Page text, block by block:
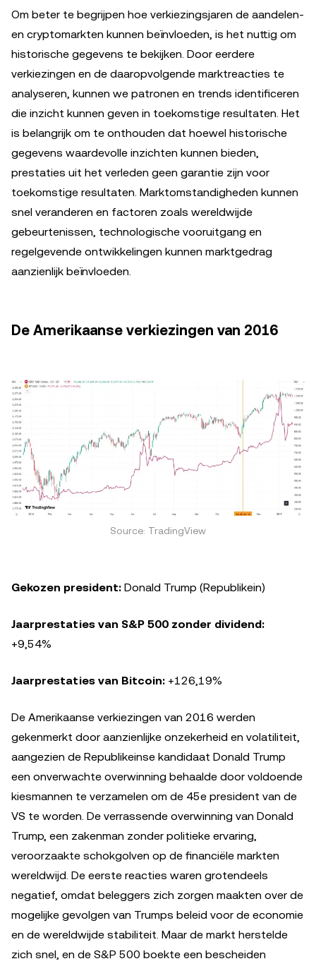
Om beter te begrijpen hoe verkiezingsjaren de aandelen-
en cryptomarkten kunnen beïnvloeden, is het nuttig om
historische gegevens te bekijken. Door eerdere
verkiezingen en de daaropvolgende marktreacties te
analyseren, kunnen we patronen en trends identificeren
die inzicht kunnen geven in toekomstige resultaten. Het
is belangrijk om te onthouden dat hoewel historische
gegevens waardevolle inzichten kunnen bieden,
prestaties uit het verleden geen garantie zijn voor
toekomstige resultaten. Marktomstandigheden kunnen
snel veranderen en factoren zoals wereldwijde
gebeurtenissen, technologische vooruitgang en
regelgevende ontwikkelingen kunnen marktgedrag
aanzienlijk beïnvloeden.
De Amerikaanse verkiezingen van 2016
Source: TradingView
Gekozen president: Donald Trump (Republikein)
Jaarprestaties van S&P 500 zonder dividend:
+9,54%
Jaarprestaties van Bitcoin: +126,19%
De Amerikaanse verkiezingen van 2016 werden
gekenmerkt door aanzienlijke onzekerheid en volatiliteit,
aangezien de Republikeinse kandidaat Donald Trump
een onverwachte overwinning behaalde door voldoende
kiesmannen te verzamelen om de 45e president van de
VS te worden. De verrassende overwinning van Donald
Trump, een zakenman zonder politieke ervaring,
veroorzaakte schokgolven op de financiële markten
wereldwijd. De eerste reacties waren grotendeels
negatief, omdat beleggers zich zorgen maakten over de
mogelijke gevolgen van Trumps beleid voor de economie
en de wereldwijde stabiliteit. Maar de markt herstelde
zich snel, en de S&P 500 boekte een bescheiden